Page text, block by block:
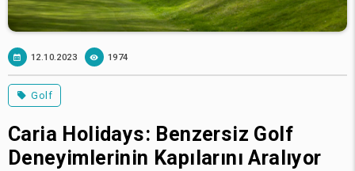
12.10.2023 1974
Golf
Caria Holidays: Benzersiz Golf
Deneyimlerinin Kapılarını Aralıyor